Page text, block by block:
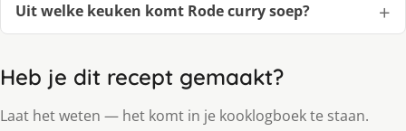
Uit welke keuken komt Rode curry soep?
Heb je dit recept gemaakt?
Laat het weten — het komt in je kooklogboek te staan.